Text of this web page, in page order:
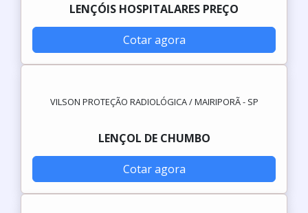
LENÇÓIS HOSPITALARES PREÇO
Cotar agora
VILSON PROTEÇÃO RADIOLÓGICA / MAIRIPORÃ - SP
LENÇOL DE CHUMBO
Cotar agora